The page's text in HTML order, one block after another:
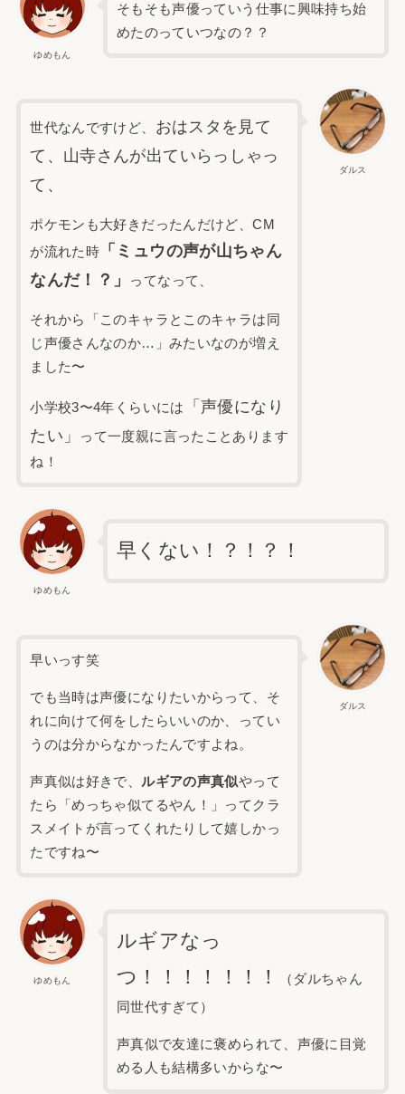
ゆめもん
そもそも声優っていう仕事に興味持ち始
めたのっていつなの？？
ダルス
世代なんですけど、 おはスタを見て
て、山寺さんが出ていらっしゃっ
て、
ポケモンも大好きだったんだけど、CM
が流れた時
「ミュウの声が山ちゃん
なんだ！？」
ってなって、
それから「このキャラとこのキャラは同
じ声優さんなのか…」みたいなのが増え
ました〜
小学校3〜4年くらいには
「声優になり
たい」
って一度親に言ったことあります
ね！
ゆめもん
早くない！？！？！
ダルス
早いっす笑
でも当時は声優になりたいからって、そ
れに向けて何をしたらいいのか、ってい
うのは分からなかったんですよね。
声真似は好きで、 ルギアの声真似やって
たら「めっちゃ似てるやん！」ってクラ
スメイトが言ってくれたりして嬉しかっ
たですね〜
ゆめもん
ルギアなっ
つ！！！！！！！
（ダルちゃん
同世代すぎて）
声真似で友達に褒められて、声優に目覚
める人も結構多いからな〜